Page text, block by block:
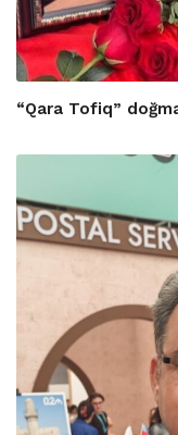
“Qara Tofiq”